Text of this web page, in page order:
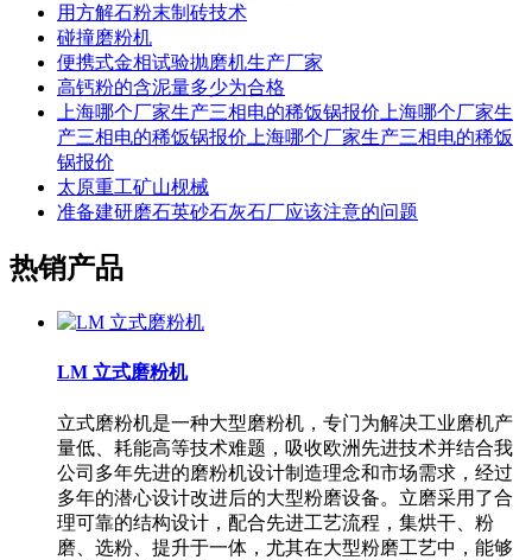
用方解石粉末制砖技术
碰撞磨粉机
便携式金相试验抛磨机生产厂家
高钙粉的含泥量多少为合格
上海哪个厂家生产三相电的稀饭锅报价上海哪个厂家生
产三相电的稀饭锅报价上海哪个厂家生产三相电的稀饭
锅报价
太原重工矿山枧械
准备建研磨石英砂石灰石厂应该注意的问题
热销产品
LM 立式磨粉机
立式磨粉机是一种大型磨粉机，专门为解决工业磨机产
量低、耗能高等技术难题，吸收欧洲先进技术并结合我
公司多年先进的磨粉机设计制造理念和市场需求，经过
多年的潜心设计改进后的大型粉磨设备。立磨采用了合
理可靠的结构设计，配合先进工艺流程，集烘干、粉
磨、选粉、提升于一体，尤其在大型粉磨工艺中，能够